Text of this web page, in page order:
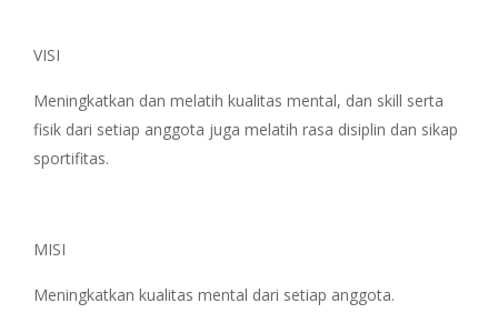
VISI
Meningkatkan dan melatih kualitas mental, dan skill serta
fisik dari setiap anggota juga melatih rasa disiplin dan sikap
sportifitas.
MISI
Meningkatkan kualitas mental dari setiap anggota.